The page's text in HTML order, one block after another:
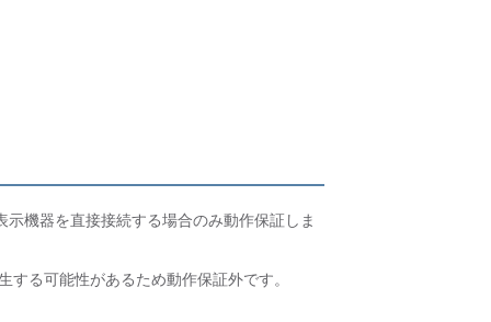
機器を直接接続する場合のみ動作保証しま
る可能性があるため動作保証外です。